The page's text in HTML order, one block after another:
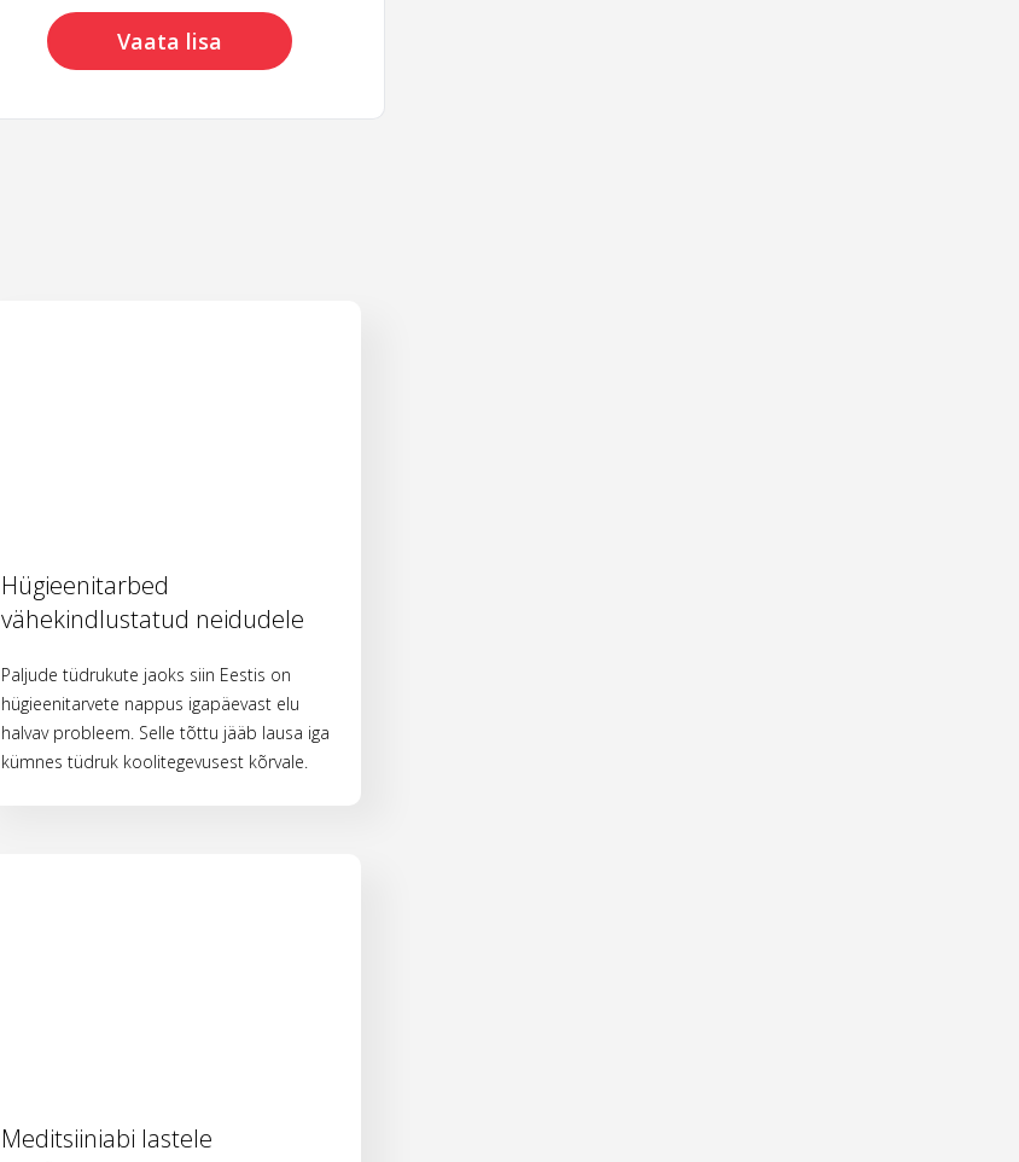
Vaata lisa
Hügieenitarbed
vähekindlustatud neidudele
Paljude tüdrukute jaoks siin Eestis on
hügieenitarvete nappus igapäevast elu
halvav probleem. Selle tõttu jääb lausa iga
kümnes tüdruk koolitegevusest kõrvale.
Meditsiiniabi lastele